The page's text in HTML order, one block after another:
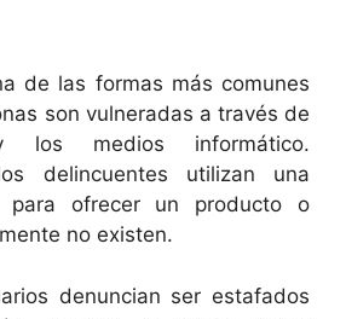
de las formas más comunes
son vulneradas a través de
medios informático.
delincuentes utilizan una
para ofrecer un producto o
no existen.
denuncian ser estafados